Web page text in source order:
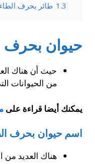
1.3 طائر بحرف
حيوان بحرف
حيث أن هناك
من الحيوانات
يمكنك أيضا قراءة على
اسم حيوان بحرف
هناك العديد من